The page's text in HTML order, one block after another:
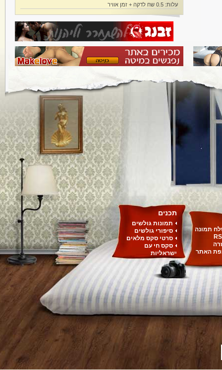
עלות: 0.5 שח לדקה + זמן אוויר
תמונה
האתר
תכנים
תמונות גולשים
סיפורי גולשים
סרטי סקס מלאים
סקס חי עם
ישראליות